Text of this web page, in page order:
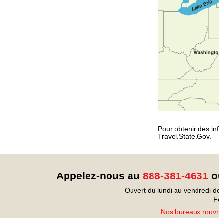
Pour obtenir des
Travel.State.Gov.
Appelez-nous au 888-381-4631
Ouvert du lundi au vendredi
Nos bureaux